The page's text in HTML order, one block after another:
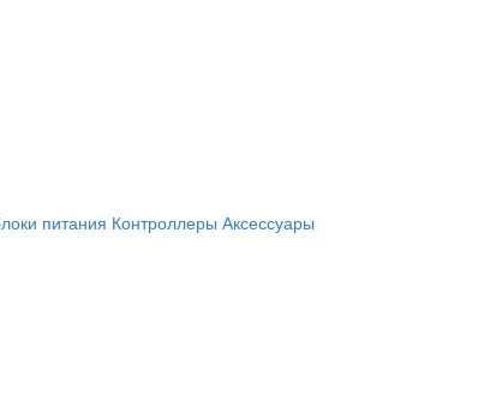
питания Контроллеры Аксессуары